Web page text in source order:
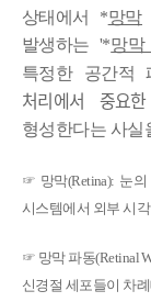
상태에서 *망막
발생하는 '*망막
특정한 공간적
처리에서 중요
형성한다는 사실
☞ 망막(Retina): 눈의
시스템에서 외부 시
☞ 망막 파동(Retinal
신경절 세포들이 차